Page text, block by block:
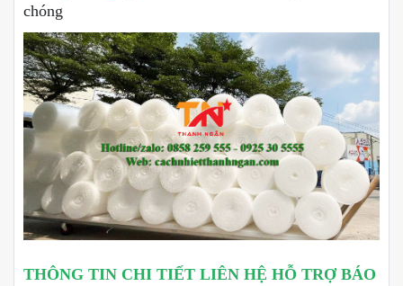
chóng
THÔNG TIN CHI TIẾT LIÊN HỆ HỖ TRỢ BÁO